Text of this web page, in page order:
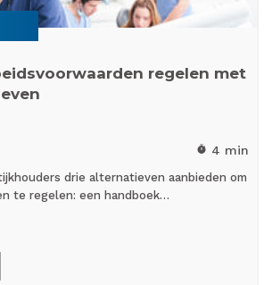
regelen met
timer 4 min
drie alternatieven aanbieden om
te regelen: een handboek…